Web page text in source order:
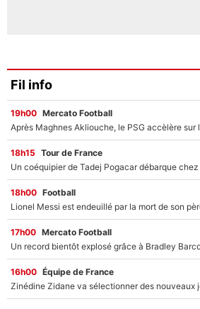
Fil info
19h00 Mercato Football
18h15 Tour de France
18h00 Football
17h00 Mercato Football
16h00 Équipe de France